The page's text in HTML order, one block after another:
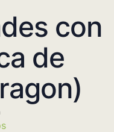
con
de